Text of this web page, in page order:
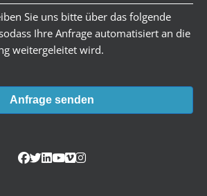
Sie uns bitte über das folgende
Ihre Anfrage automatisiert an die
weitergeleitet wird.
Anfrage senden